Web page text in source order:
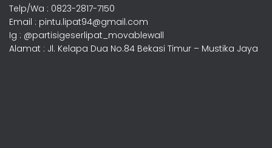
Telp/Wa : 0823-2817-7150
Email : pintu.lipat94@gmail.com
Ig : @partisigeserlipat_movablewall
Alamat : Jl. Kelapa Dua No.84 Bekasi Timur – Mustika Jaya